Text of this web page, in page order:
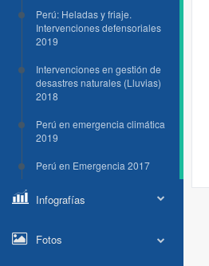
Perú: Heladas y friaje.
Intervenciones defensoriales
2019
Intervenciones en gestión de
desastres naturales (Lluvias)
2018
Perú en emergencia climática
2019
Perú en Emergencia 2017
Infografías
Fotos